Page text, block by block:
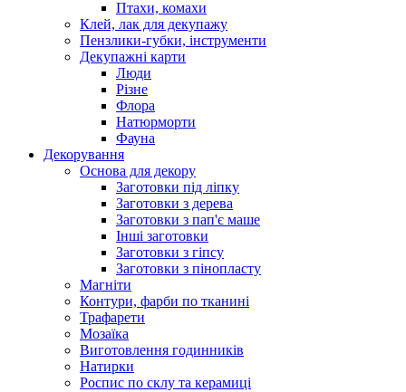
Птахи, комахи
Клей, лак для декупажу
Пензлики-губки, інструменти
Декупажні карти
Люди
Різне
Флора
Натюрморти
Фауна
Декорування
Основа для декору
Заготовки під ліпку
Заготовки з дерева
Заготовки з пап'є маше
Інші заготовки
Заготовки з гіпсу
Заготовки з пінопласту
Магніти
Контури, фарби по тканині
Трафарети
Мозаїка
Виготовлення годинників
Натирки
Роспис по склу та керамиці